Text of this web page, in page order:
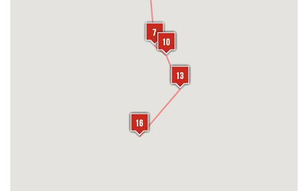
Zentrum und erkunden Sie die engen Gassen
und Straßen dieses alten Viertels. Unterwegs
können Sie Handwerker und Straßenverkäufer
beobachten, die emsig mit ihren täglichen
Aktivitäten beschäftigt sind. Natürlich besuchen
Sie auch die bekannte „Eisenbahnstraße“, wo
Geschäfte und Cafés direkt an den Schienen
liegen und wo mehrmals täglich noch ein Zug